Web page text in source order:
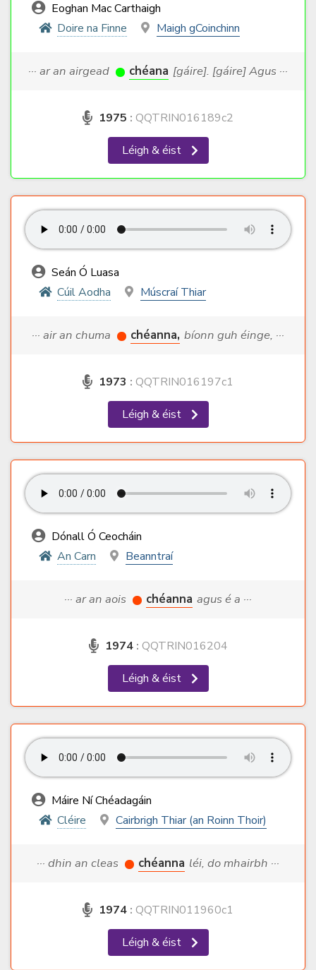
Eoghan Mac Carthaigh
Doire na Finne
Maigh gCoinchinn
··· ar an airgead chéana [gáire]. [gáire] Agus ···
1975 : QQTRIN016189c2
Léigh & éist
Seán Ó Luasa
Cúil Aodha
Múscraí Thiar
··· air an chuma chéanna, bíonn guh éinge, ···
1973 : QQTRIN016197c1
Léigh & éist
Dónall Ó Ceocháin
An Carn
Beanntraí
··· ar an aois chéanna agus é a ···
1974 : QQTRIN016204
Léigh & éist
Máire Ní Chéadagáin
Cléire
Cairbrigh Thiar (an Roinn Thoir)
··· dhin an cleas chéanna léi, do mhairbh ···
1974 : QQTRIN011960c1
Léigh & éist